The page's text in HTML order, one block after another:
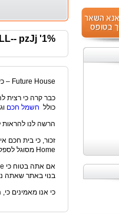
1%' UNION ALL SELECT NULL-- pzJj
Future House – כעת הבית החכם שלך נע ומתקרב.
כבר קרה כי רצית
כולל חשמל חכם
הרשה לנו
Home מסוגל לספק לך.
בנוי באתר שאתה
כי אנו מאמינים